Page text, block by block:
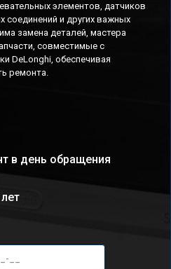
элементов, датчиков
соединений и других важных
замена деталей, мастера
совместимые с
DeLonghi, обеспечивая
ремонта.
в день обращения